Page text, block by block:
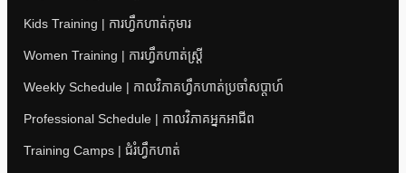
Kids Training | ការហ្វឹកហាត់កុមារ
Women Training | ការហ្វឹកហាត់ស្ត្រី
Weekly Schedule | កាលវិភាគហ្វឹកហាត់ប្រចាំសប្តាហ៍
Professional Schedule | កាលវិភាគអ្នកអាជីព
Training Camps | ជំរំហ្វឹកហាត់